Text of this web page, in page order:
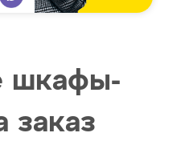
шкафы-
заказ